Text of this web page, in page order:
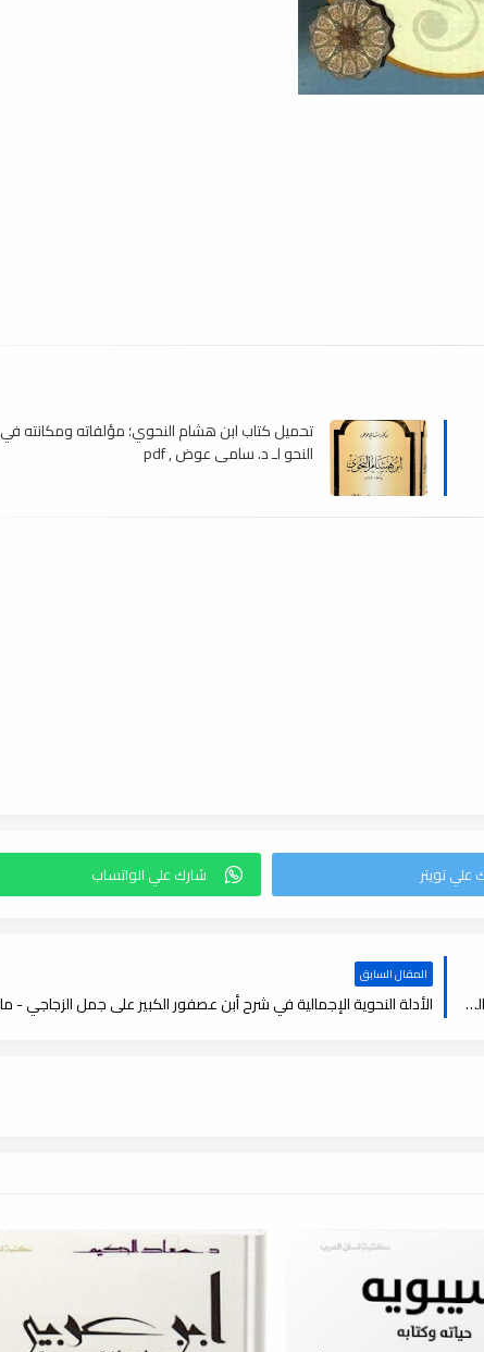
تحميل كتاب ابن هشام النحوي؛ مؤلفاته ومكانته في
النحو لـ د. سامي عوض , pdf
أبو عبد الله الفخار وجهوده في الدراسات النحوية مع شرح جمل الزجاجي لابن الفخار - دكتوراه , pdf
المقال السابق